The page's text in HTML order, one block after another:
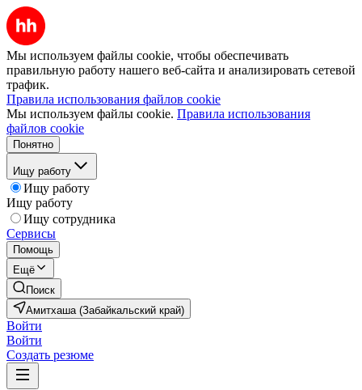
Мы используем файлы cookie, чтобы обеспечивать
правильную работу нашего веб-сайта и анализировать сетевой
трафик.
Правила использования файлов cookie
Мы используем файлы cookie. Правила использования
файлов cookie
Понятно
Ищу работу
Ищу работу
Ищу работу
Ищу сотрудника
Сервисы
Помощь
Ещё
Поиск
Амитхаша (Забайкальский край)
Войти
Войти
Создать резюме